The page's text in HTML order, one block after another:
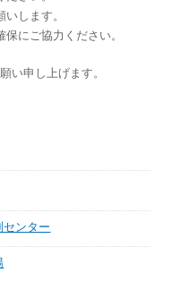
します。
にご協力ください。
い申し上げます。
センター